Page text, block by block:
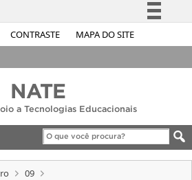
CONTRASTE MAPA DO SITE
Simplifique!
Acesso à informação
Legislação
Canais
NATE
a Tecnologias Educacionais
09